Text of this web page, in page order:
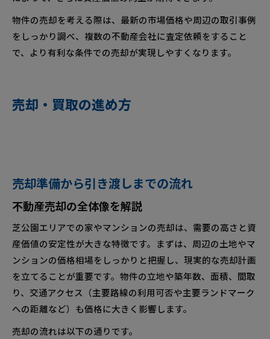
物件の売却を考える際は、最新の市場価格や周辺の取引事例
をしっかり調べ、複数の不動産会社に査定依頼をすること
で、より有利な条件での売却が実現しやすくなります。
売却・買取の進め方
売却準備から引き渡しまでの流れ
不動産売却の全体像を解説
芝公園エリアでの家やマンションの売却は、需要の高さと資
産価値の安定性が大きな特徴です。まずは、周辺の土地やマ
ンションの価格相場をしっかりと把握し、現実的な売却計画
を立てることが重要です。物件の立地や築年数、面積、間取
り、交通アクセス（主要路線の利用可否や主要ランドマーク
への距離など）も価格に大きく影響します。
売却の流れは以下の通りです。